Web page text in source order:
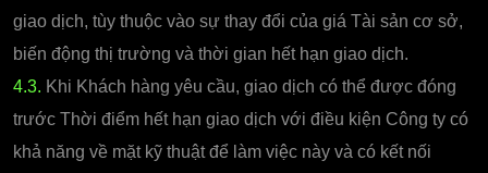
giao dịch, tùy thuộc vào sự thay đổi của giá Tài sản cơ sở,
biến động thị trường và thời gian hết hạn giao dịch.
4.3. Khi Khách hàng yêu cầu, giao dịch có thể được đóng
trước Thời điểm hết hạn giao dịch với điều kiện Công ty có
khả năng về mặt kỹ thuật để làm việc này và có kết nối